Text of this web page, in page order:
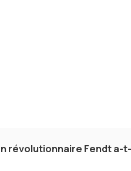
révolutionnaire Fendt a-